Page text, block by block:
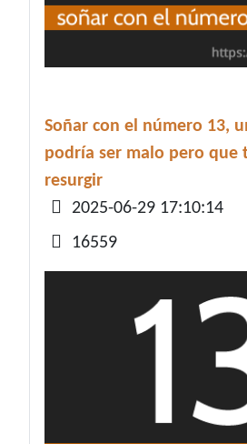
Soñar con el número 13,
podría ser malo pero que
resurgir
Detalles
2025-06-29 17:10:14
16559